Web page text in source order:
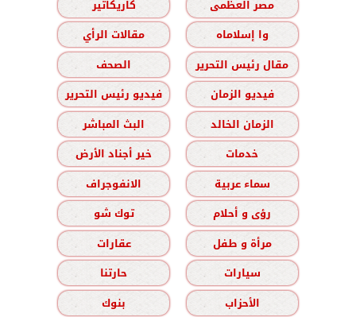
مصر العظمى
كاريكاتير
وا إسلاماه
مقالات الرأي
مقال رئيس التحرير
الصحف
فيديو الزمان
فيديو رئيس التحرير
الزمان الخالد
البث المباشر
خدمات
خير أجناد الأرض
سماء عربية
الانفوجراف
رؤى و أحلام
توك شو
مرأة و طفل
عقارات
سيارات
حارتنا
الأحزاب
بنوك